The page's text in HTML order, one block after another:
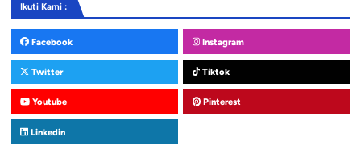
Ikuti Kami :
Facebook Instagram
Twitter Tiktok
Youtube Pinterest
Linkedin